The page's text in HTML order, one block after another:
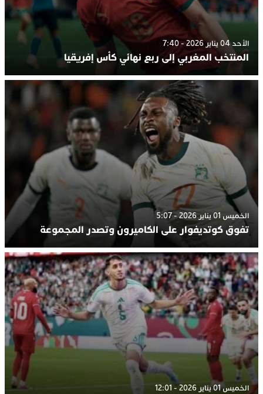
الأحد 04 يناير 2026 - 7:40
المنتخب المغربي إلى ربع نهائي كأس إفريقيا
الخميس 01 يناير 2026 - 5:07
تفوق كوتديفوار على الكاميرون وتصدر المجموعة
الخميس 01 يناير 2026 - 12:01